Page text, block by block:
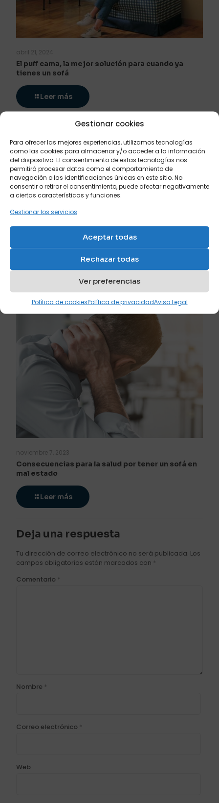
Gestionar cookies
Para ofrecer las mejores experiencias, utilizamos tecnologías
como las cookies para almacenar y/o acceder a la información
del dispositivo. El consentimiento de estas tecnologías nos
permitirá procesar datos como el comportamiento de
navegación o las identificaciones únicas en este sitio. No
consentir o retirar el consentimiento, puede afectar negativamente
a ciertas características y funciones.
Gestionar los servicios
Aceptar todas
Rechazar todas
Ver preferencias
Política de cookiesPolítica de privacidadAviso Legal
abril 21, 2024
El puff cama, la mejor solución para cuando ya
tienes un sofá
Leer más
Tipos de patas para un sofá o sofá cama
Leer más
noviembre 7, 2023
Consecuencias para la salud por tener un sofá en
mal estado
Leer más
Deja una respuesta
Tu dirección de correo electrónico no será publicada. Los
campos obligatorios están marcados con *
Comentario *
Nombre *
Correo electrónico *
Web